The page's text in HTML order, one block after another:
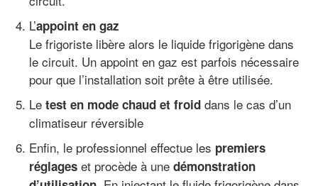
L’appoint en gaz
Le frigoriste libère alors le liquide frigorigène dans
le circuit. Un appoint en gaz est parfois nécessaire
pour que l’installation soit prête à être utilisée.
Le test en mode chaud et froid dans le cas d’un
climatiseur réversible
Enfin, le professionnel effectue les premiers
réglages et procède à une démonstration